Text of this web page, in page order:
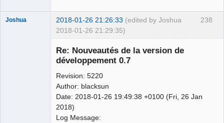
238
Joshua 2018-01-26 21:26:33 (edited by Joshua
2018-01-26 21:29:35)
Re: Nouveautés de la version de
développement 0.7
Revision: 5220
Author: blacksun
Date: 2018-01-26 19:49:38 +0100 (Fri, 26 Jan
2018)
Log Message: